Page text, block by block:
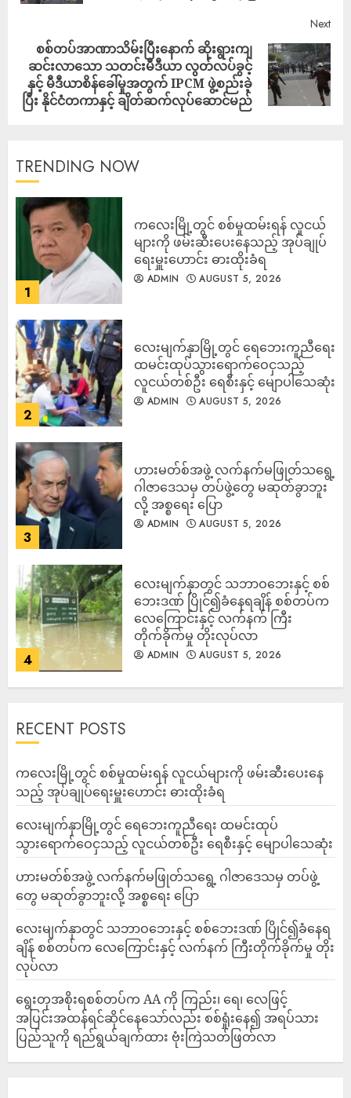
Next
စစ်တပ်အာဏာသိမ်းပြီးနောက် ဆိုးရွားကျ
ဆင်းလာသော သတင်းမီဒီယာ လွတ်လပ်ခွင့်
နှင့် မီဒီယာစိန်ခေါ်မှုအတွက် IPCM ဖွဲ့စည်းခဲ့
ပြီး နိုင်ငံတကာနှင့် ချိတ်ဆက်လုပ်ဆောင်မည်
TRENDING NOW
1
ကလေးမြို့တွင် စစ်မှုထမ်းရန် လူငယ်
များကို ဖမ်းဆီးပေးနေသည့် အုပ်ချုပ်
ရေးမှူးဟောင်း ဓားထိုးခံရ
ADMIN AUGUST 5, 2026
2
လေးမျက်နှာမြို့တွင် ရေဘေးကူညီရေး
ထမင်းထုပ်သွားရောက်ဝေငှသည့်
လူငယ်တစ်ဦး ရေစီးနှင့် မျောပါသေဆုံး
ADMIN AUGUST 5, 2026
3
ဟားမတ်စ်အဖွဲ့ လက်နက်မဖြုတ်သရွေ့
ဂါဇာဒေသမှ တပ်ဖွဲ့တွေ မဆုတ်ခွာဘူး
လို့ အစ္စရေး ပြော
ADMIN AUGUST 5, 2026
4
‎လေးမျက်နှာတွင် သဘာဝဘေးနှင့် စစ်
ဘေးဒဏ် ပြိုင်၍ခံနေရချိန် စစ်တပ်က
လေကြောင်းနှင့် လက်နက် ကြီး
တိုက်ခိုက်မှု တိုးလုပ်လာ
ADMIN AUGUST 5, 2026
RECENT POSTS
ကလေးမြို့တွင် စစ်မှုထမ်းရန် လူငယ်များကို ဖမ်းဆီးပေးနေ
သည့် အုပ်ချုပ်ရေးမှူးဟောင်း ဓားထိုးခံရ
လေးမျက်နှာမြို့တွင် ရေဘေးကူညီရေး ထမင်းထုပ်
သွားရောက်ဝေငှသည့် လူငယ်တစ်ဦး ရေစီးနှင့် မျောပါသေဆုံး
ဟားမတ်စ်အဖွဲ့ လက်နက်မဖြုတ်သရွေ့ ဂါဇာဒေသမှ တပ်ဖွဲ့
တွေ မဆုတ်ခွာဘူးလို့ အစ္စရေး ပြော
‎လေးမျက်နှာတွင် သဘာဝဘေးနှင့် စစ်ဘေးဒဏ် ပြိုင်၍ခံနေရ
ချိန် စစ်တပ်က လေကြောင်းနှင့် လက်နက် ကြီးတိုက်ခိုက်မှု တိုး
လုပ်လာ
ရွေးတုအစိုးရစစ်တပ်က AA ကို ကြည်း၊ ရေ၊ လေဖြင့်
အပြင်းအထန်ရင်ဆိုင်နေသော်လည်း စစ်ရှုံးနေ၍ အရပ်သား
ပြည်သူကို ရည်ရွယ်ချက်ထား ဗုံးကြဲသတ်ဖြတ်လာ